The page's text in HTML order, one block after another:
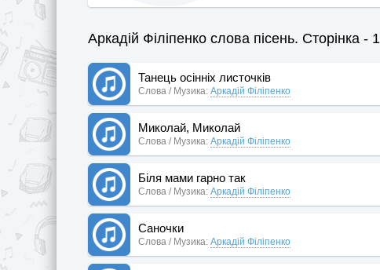
Аркадій Філіпенко слова пісень. Сторінка - 1
Танець осінніх листочків
Слова / Музика: Аркадій Філіпенко
Миколай, Миколай
Слова / Музика: Аркадій Філіпенко
Біля мами гарно так
Слова / Музика: Аркадій Філіпенко
Саночки
Слова / Музика: Аркадій Філіпенко